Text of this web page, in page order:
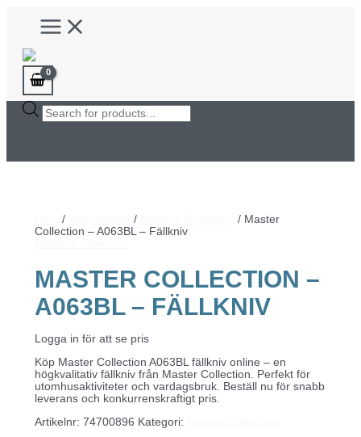
innehåll
Main
Menu
Products
search
/ /
/ Master
Collection – A063BL – Fällkniv
MASTER COLLECTION –
A063BL – FÄLLKNIV
Logga in för att se pris
Köp Master Collection A063BL fällkniv online – en
högkvalitativ fällkniv från Master Collection. Perfekt för
utomhusaktiviteter och vardagsbruk. Beställ nu för snabb
leverans och konkurrenskraftigt pris.
Artikelnr: 74700896 Kategori: